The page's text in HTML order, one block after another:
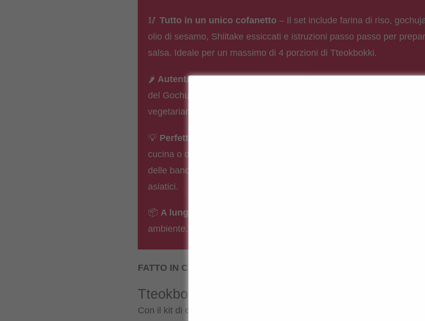
🥢 Tutto in un unico cofanetto – Il set include farina di riso,
olio di sesamo, Shiitake essiccati e istruzioni passo passo per
salsa. Ideale per un massimo di 4 porzioni di Tteokbokki.
🌶️ Autentico e versatile– La salsa piccante combina la dolcezza
del Gochugaru. Puoi servire il piatto in versione classica con
vegetariana con Tofu e verdure.
💡 Perfetto per gli appassionati di street food
– Che si tratti di
cucina o di un’idea regalo per gli appassionati della Corea: questo
delle bancarelle coreane direttamente a casa tua – semplice, fresco
asiatici.
📦 A lunga conservazione
– Tutti gli ingredienti possono essere
ambiente. Ideale da tenere in dispensa e da provare all’improvviso.
FATTO IN CASA. PICCANTE. AUTENTICAMENTE COREANO.
Tteokbokki come al mercato dello street food.
Con il kit di cucina Tteokbokki potrai gustare lo street food coreano in